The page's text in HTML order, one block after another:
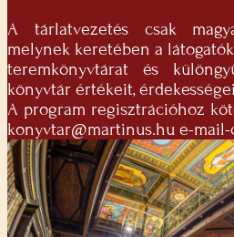
A tárlatvezetés csak
melynek keretében a
teremkönyvtárat és
könyvtár értékeit,
A program regisztrációhoz
konyvtar@martinus.hu e-mail-